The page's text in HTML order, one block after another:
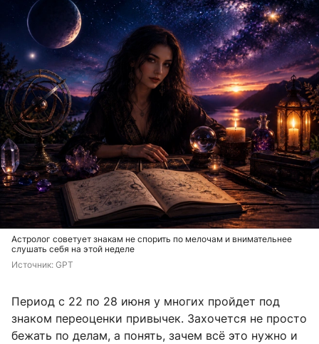
Астролог советует знакам не спорить по мелочам и внимательнее
слушать себя на этой неделе
Источник: GPT
Период с 22 по 28 июня у многих пройдет под
знаком переоценки привычек. Захочется не просто
бежать по делам, а понять, зачем всё это нужно и